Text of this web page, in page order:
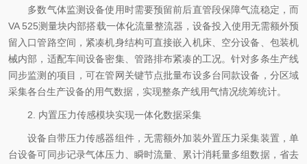
多数气体监测设备使用时需要预留前后直管段保障气流稳定，而
VA 525测量块内部搭载一体化流量整流器，设备投入使用无需额外预
留入口管路空间，紧凑机身结构可直接嵌入机床、空分设备、包装机
械内部，适配车间设备密集、管路排布紧凑的工况。针对多条生产线
同步监测的项目，可在管网关键节点批量布设多台同款设备，分区域
采集各台生产设备的用气数据，实现整条产线用气情况统筹统计。
2. 内置压力传感模块实现一体化数据采集
设备自带压力传感器组件，无需额外加装外置压力采集装置，单
台设备可同步记录气体压力、瞬时流量、累计消耗量多组数据，省去